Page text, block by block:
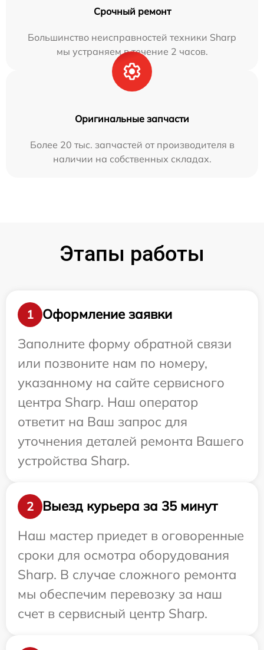
Срочный ремонт
Большинство неисправностей техники Sharp
мы устраняем в течение 2 часов.
Оригинальные запчасти
Более 20 тыс. запчастей от производителя в
наличии на собственных складах.
Этапы работы
1
Оформление заявки
Заполните форму обратной связи
или позвоните нам по номеру,
указанному на сайте сервисного
центра Sharp. Наш оператор
ответит на Ваш запрос для
уточнения деталей ремонта Вашего
устройства Sharp.
2
Выезд курьера за 35 минут
Наш мастер приедет в оговоренные
сроки для осмотра оборудования
Sharp. В случае сложного ремонта
мы обеспечим перевозку за наш
счет в сервисный центр Sharp.